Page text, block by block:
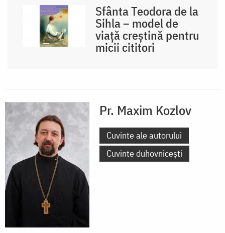
Sfânta Teodora de la
Sihla – model de
viaţă creştină pentru
micii cititori
Pr. Maxim Kozlov
Cuvinte ale autorului
Cuvinte duhovnicești